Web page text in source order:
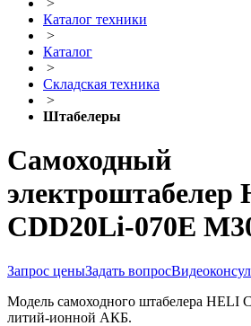
>
Каталог техники
>
Каталог
>
Складская техника
>
Штабелеры
Самоходный
электроштабелер
CDD20Li-070E
Запрос ценыЗадать вопрос
Модель самоходного штабелера HELI
литий-ионной АКБ.